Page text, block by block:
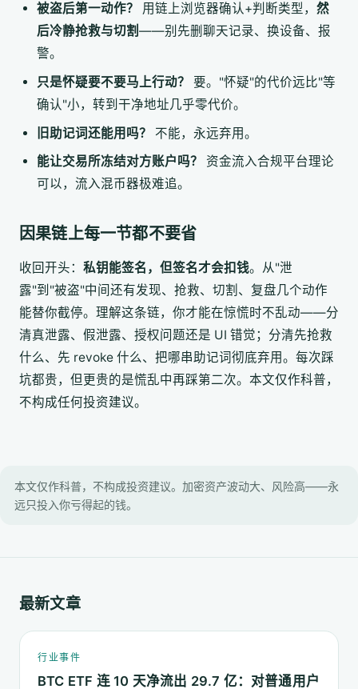
被盗后第一动作？
用链上浏览器确认+判断类型， 然
后冷静抢救与切割——别先删聊天记录、换设备、报
警。
只是怀疑要不要马上行动？
要。"怀疑"的代价远比"等
确认"小，转到干净地址几乎零代价。
旧助记词还能用吗？
不能，永远弃用。
能让交易所冻结对方账户吗？
资金流入合规平台理论
可以，流入混币器极难追。
因果链上每一节都不要省
收回开头： 私钥能签名，但签名才会扣钱。从"泄
露"到"被盗"中间还有发现、抢救、切割、复盘几个动作
能替你截停。理解这条链，你才能在惊慌时不乱动——分
清真泄露、假泄露、授权问题还是 UI 错觉；分清先抢救
什么、先 revoke 什么、把哪串助记词彻底弃用。每次踩
坑都贵，但更贵的是慌乱中再踩第二次。本文仅作科普，
不构成任何投资建议。
本文仅作科普，不构成投资建议。加密资产波动大、风险高——永
远只投入你亏得起的钱。
最新文章
行业事件
BTC ETF 连 10 天净流出 29.7 亿：对普通用户